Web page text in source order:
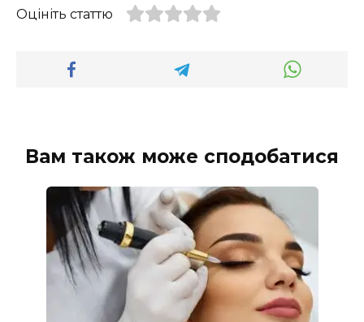
Оцініть статтю
Вам також може сподобатися